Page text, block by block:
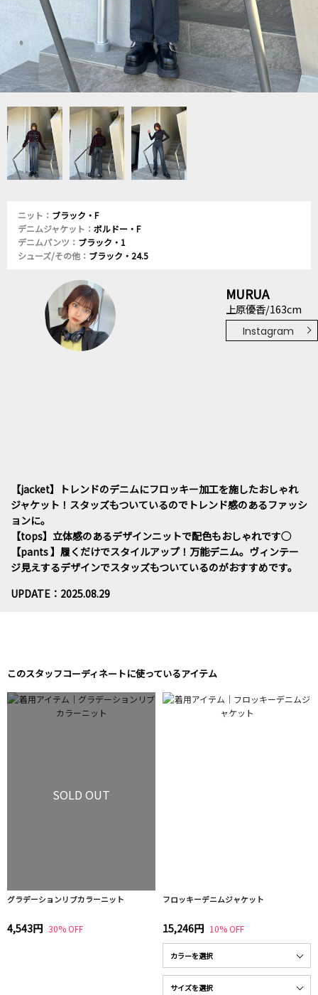
ニット： ブラック・F
デニムジャケット： ボルドー・F
デニムパンツ： ブラック・1
シューズ/その他： ブラック・24.5
MURUA
上原優香/163cm
Instagram
【jacket】トレンドのデニムにフロッキー加工を施したおしゃれ
ジャケット！スタッズもついているのでトレンド感のあるファッシ
ョンに。
【tops】立体感のあるデザインニットで配色もおしゃれです◯
【pants 】履くだけでスタイルアップ！万能デニム。ヴィンテー
ジ見えするデザインでスタッズもついているのがおすすめです。
UPDATE：2025.08.29
このスタッフコーディネートに使っているアイテム
SOLD OUT
グラデーションリブカラーニット
4,543円 30% OFF
フロッキーデニムジャケット
15,246円 10% OFF